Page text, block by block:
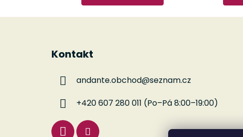
Kontakt
andante.obchod@seznam.cz
+420 607 280 011 (Po–Pá 8:00–19:00)